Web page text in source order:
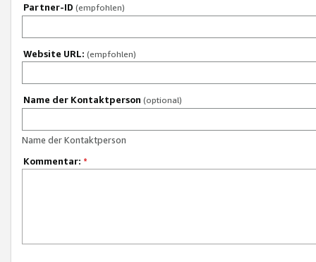
Partner-ID (empfohlen)
Website URL: (empfohlen)
Name der Kontaktperson (optional)
Name der Kontaktperson
Kommentar: *